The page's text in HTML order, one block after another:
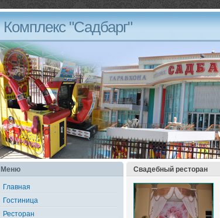
Комплекс "Садбарг"
Свадебный ресторан
Меню
Главная
Гостиница
Ресторан